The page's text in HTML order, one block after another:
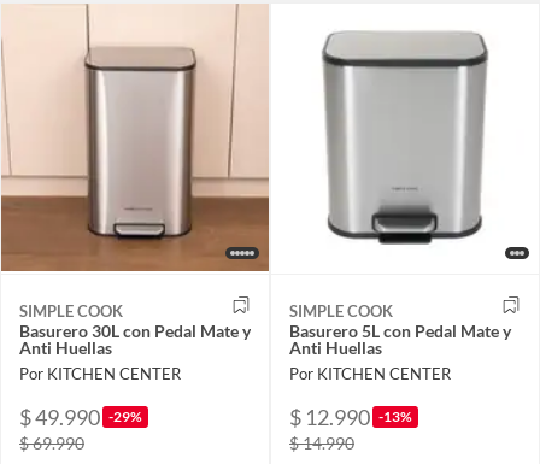
SIMPLE COOK
Basurero 30L con Pedal Mate y
Anti Huellas
Por KITCHEN CENTER
$ 49.990 -29%
$ 69.990
SIMPLE COOK
Basurero 5L con Pedal Mate y
Anti Huellas
Por KITCHEN CENTER
$ 12.990 -13%
$ 14.990